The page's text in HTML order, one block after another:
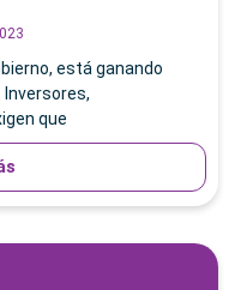
está ganando
que